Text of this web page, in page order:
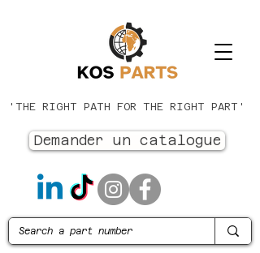
'THE RIGHT PATH FOR THE RIGHT PART'
Demander un catalogue